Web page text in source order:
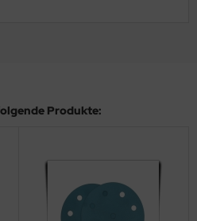
Produkte: